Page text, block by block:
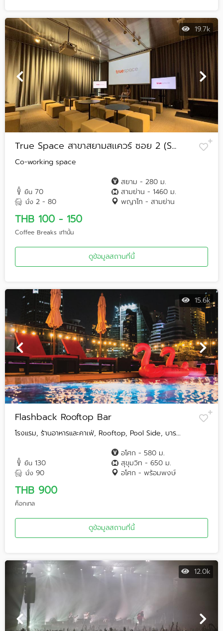
19.7k
True Space สาขาสยามสเเควร์ ซอย 2 (S...
Co-working space
ยืน 70
นั่ง 2 - 80
สยาม - 280 ม.
สามย่าน - 1460 ม.
พญาไท - สามย่าน
THB 100 - 150
Coffee Breaks เท่านั้น
ดูข้อมูลสถานที่นี้
15.6k
Flashback Rooftop Bar
โรงแรม, ร้านอาหารและคาเฟ่, Rooftop, Pool Side, บาร...
ยืน 130
นั่ง 90
อโศก - 580 ม.
สุขุมวิท - 650 ม.
อโศก - พร้อมพงษ์
THB 900
ค็อกเทล
ดูข้อมูลสถานที่นี้
12.0k